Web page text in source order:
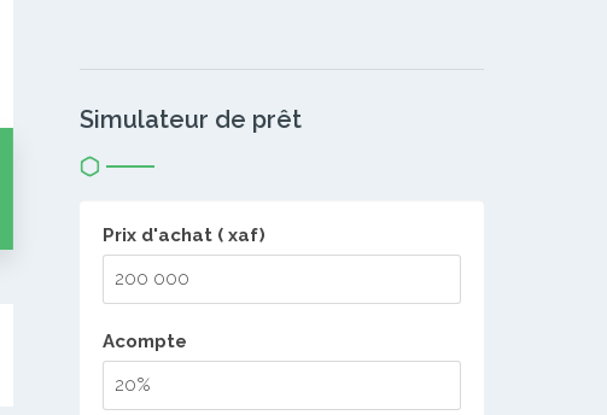
Simulateur de prêt
Prix d'achat ( xaf)
Acompte